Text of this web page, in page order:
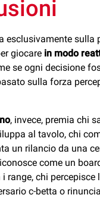
esclusivamente sulla
giocare in modo
se ogni decisione
sulla forza
, invece, premia chi
al tavolo, chi
un rilancio da una
come un
range, chi percepisce
c-betta o rinuncia